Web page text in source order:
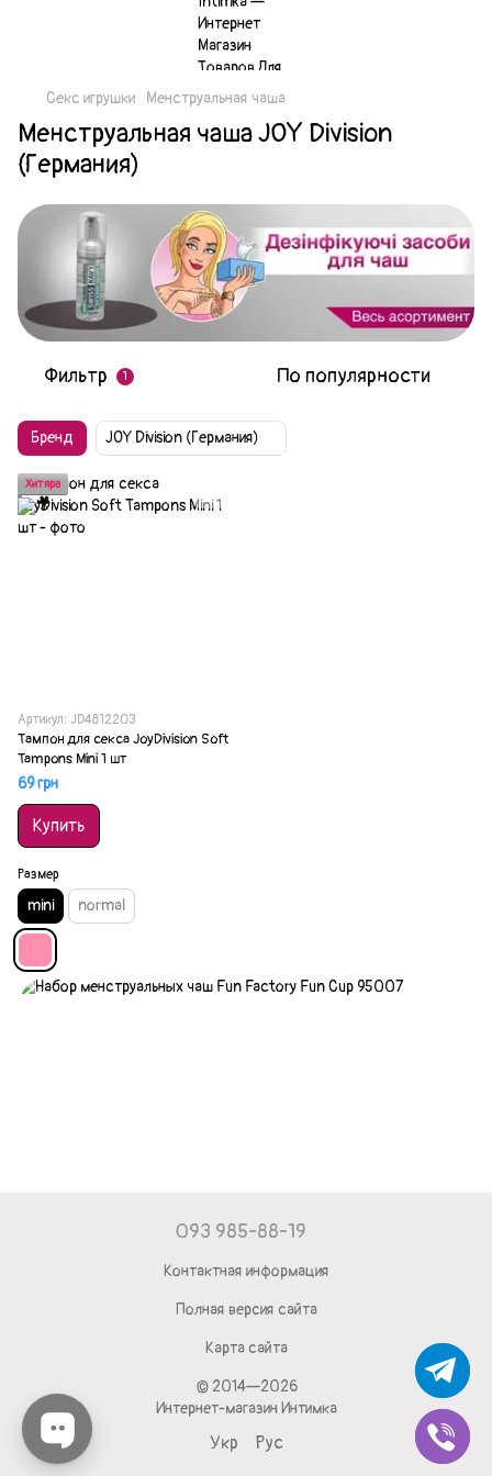
Секс игрушки Менструальная чаша
Менструальная чаша JOY Division
(Германия)
Фильтр 1 По популярности
Бренд JOY Division (Германия)
Хитяра
Артикул: JD4812203
Тампон для секса JoyDivision Soft
Tampons Mini 1 шт
69 грн
Купить
Размер
mini normal
093 985-88-19
Контактная информация
Полная версия сайта
Карта сайта
© 2014—2026
Интернет-магазин Интимка
Укр Рус